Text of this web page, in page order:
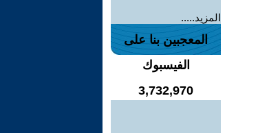
المزيد.....
المعجبين بنا على
الفيسبوك
3,732,970